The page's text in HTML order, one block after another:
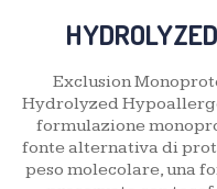
Exclusion
Hydrolyzed
formulazione
fonte alternativa di
peso molecolare, una